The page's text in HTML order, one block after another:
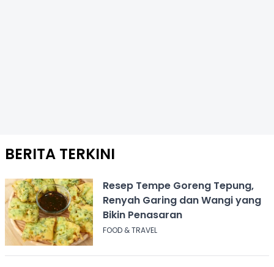
BERITA TERKINI
Resep Tempe Goreng Tepung,
Renyah Garing dan Wangi yang
Bikin Penasaran
FOOD & TRAVEL